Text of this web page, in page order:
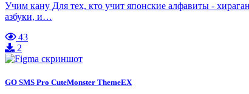
Учим кану Для тех, кто учит японские алфавиты -
азбуки, и…
43
2
GO SMS Pro CuteMonster ThemeEX